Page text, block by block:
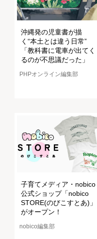
沖縄発の児童書が描
く“本土とは違う日常”
「教科書に電車が出てく
るのが不思議だった」
PHPオンライン編集部
子育てメディア・nobico
公式ショップ「nobico
STORE(のびこすとあ)」
がオープン！
nobico編集部